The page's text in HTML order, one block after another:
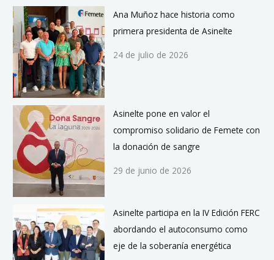
Ana Muñoz hace historia como
primera presidenta de Asinelte
24 de julio de 2026
Asinelte pone en valor el
compromiso solidario de Femete con
la donación de sangre
29 de junio de 2026
Asinelte participa en la IV Edición FERC
abordando el autoconsumo como
eje de la soberanía energética